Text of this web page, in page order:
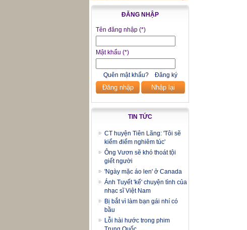
ĐĂNG NHẬP
Tên đăng nhập (*)
Mật khẩu (*)
Quên mật khẩu? Đăng ký
Đăng nhập Nhập lại
TIN TỨC
CT huyện Tiên Lãng: 'Tôi sẽ
kiểm điểm nghiêm túc'
Ông Vươn sẽ khó thoát tội
giết người
'Ngày mặc áo len' ở Canada
Ánh Tuyết 'kể' chuyện tình của
nhạc sĩ Việt Nam
Bị bắt vì làm bạn gái nhí có
bầu
Lỗi hài hước trong phim